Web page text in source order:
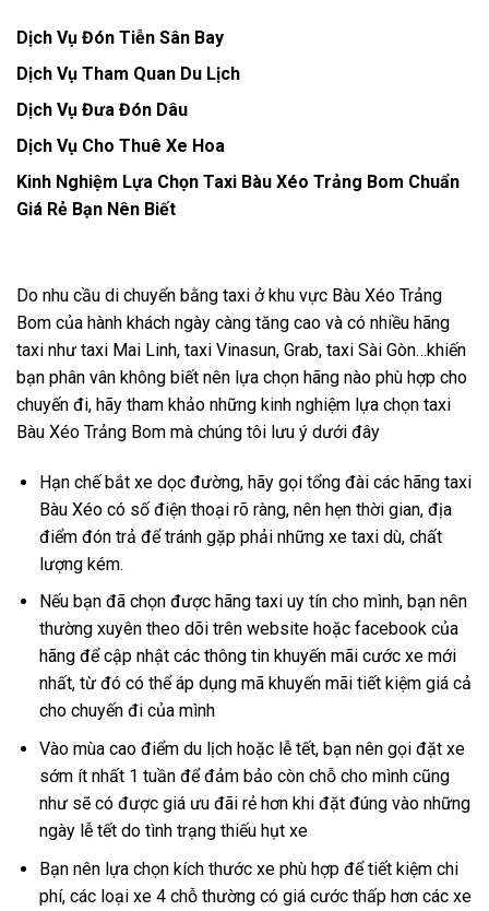
Dịch Vụ Đón Tiễn Sân Bay
Dịch Vụ Tham Quan Du Lịch
Dịch Vụ Đưa Đón Dâu
Dịch Vụ Cho Thuê Xe Hoa
Kinh Nghiệm Lựa Chọn Taxi Bàu Xéo Trảng Bom Chuẩn
Giá Rẻ Bạn Nên Biết
Do nhu cầu di chuyển bằng taxi ở khu vực Bàu Xéo Trảng
Bom của hành khách ngày càng tăng cao và có nhiều hãng
taxi như taxi Mai Linh, taxi Vinasun, Grab, taxi Sài Gòn…khiến
bạn phân vân không biết nên lựa chọn hãng nào phù hợp cho
chuyến đi, hãy tham khảo những kinh nghiệm lựa chọn taxi
Bàu Xéo Trảng Bom mà chúng tôi lưu ý dưới đây
Hạn chế bắt xe dọc đường, hãy gọi tổng đài các hãng taxi
Bàu Xéo có số điện thoại rõ ràng, nên hẹn thời gian, địa
điểm đón trả để tránh gặp phải những xe taxi dù, chất
lượng kém.
Nếu bạn đã chọn được hãng taxi uy tín cho mình, bạn nên
thường xuyên theo dõi trên website hoặc facebook của
hãng để cập nhật các thông tin khuyến mãi cước xe mới
nhất, từ đó có thể áp dụng mã khuyến mãi tiết kiệm giá cả
cho chuyến đi của mình
Vào mùa cao điểm du lịch hoặc lễ tết, bạn nên gọi đặt xe
sớm ít nhất 1 tuần để đảm bảo còn chỗ cho mình cũng
như sẽ có được giá ưu đãi rẻ hơn khi đặt đúng vào những
ngày lễ tết do tình trạng thiếu hụt xe
Bạn nên lựa chọn kích thước xe phù hợp để tiết kiệm chi
phí, các loại xe 4 chỗ thường có giá cước thấp hơn các xe